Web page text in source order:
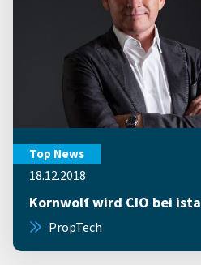
Top News
18.12.2018
Kornwolf wird CIO bei ista
PropTech